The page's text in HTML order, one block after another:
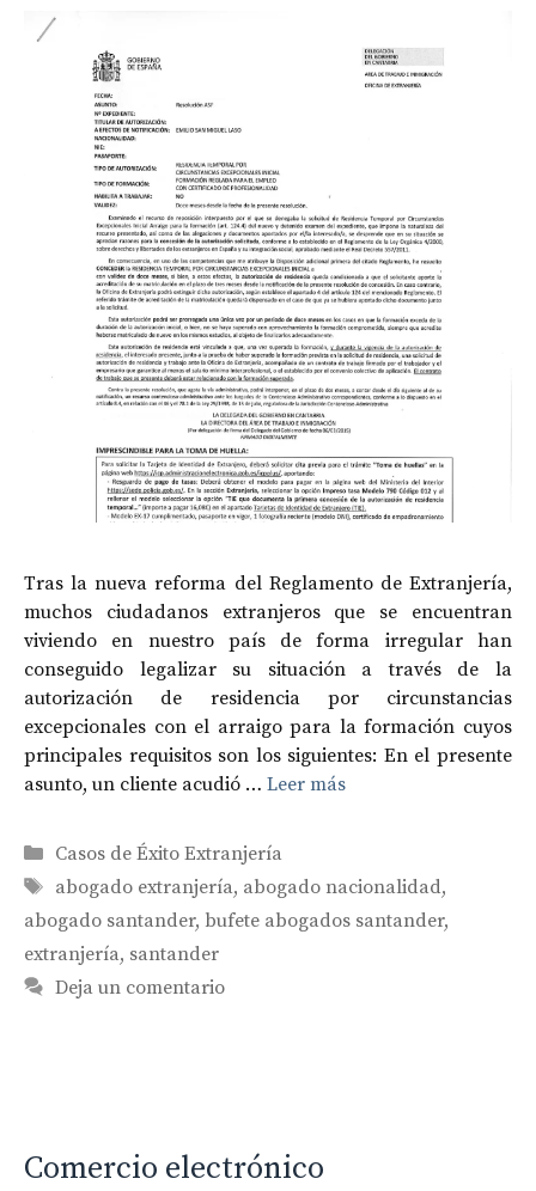
Tras la nueva reforma del Reglamento de Extranjería,
muchos ciudadanos extranjeros que se encuentran
viviendo en nuestro país de forma irregular han
conseguido legalizar su situación a través de la
autorización de residencia por circunstancias
excepcionales con el arraigo para la formación cuyos
principales requisitos son los siguientes: En el presente
asunto, un cliente acudió … Leer más
Categorías
Casos de Éxito Extranjería
Etiquetas
abogado extranjería, abogado nacionalidad,
abogado santander, bufete abogados santander,
extranjería, santander
Deja un comentario
Comercio electrónico